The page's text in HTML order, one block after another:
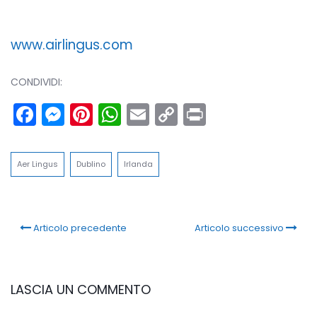
www.airlingus.com
CONDIVIDI:
Facebook
Messenger
Pinterest
WhatsApp
Email
Copy
Link
Aer Lingus Dublino Irlanda
Articolo precedente Articolo successivo
LASCIA UN COMMENTO